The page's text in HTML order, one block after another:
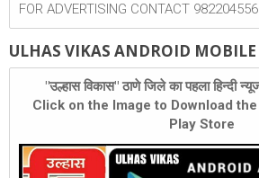
FOR ADVERTISING CONTACT
ULHAS VIKAS ANDROID MOBILE
"उल्हास विकास" ठाणे जिले का पहला हिन्दी
Click on the Image to Download
Play Store